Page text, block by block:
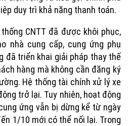
duy trì khả năng thanh toán.
CNTT đã được khôi phục,
nhà cung cấp, cung ứng phụ
đã triển khai giải pháp thay thế
hàng mà không cần đăng ký
Hệ thống tài chính xử lý xe
trở lại. Tuy nhiên, hoạt động
ứng vẫn bị dừng kể từ ngày
1/10 mới có thể nối lại. Trong